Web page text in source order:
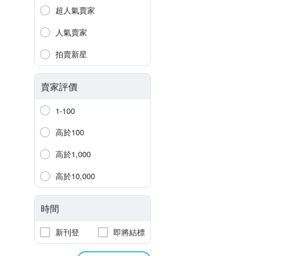
超人氣賣家
人氣賣家
拍賣新星
賣家評價
1-100
高於100
高於1,000
高於10,000
時間
新刊登 即將結標